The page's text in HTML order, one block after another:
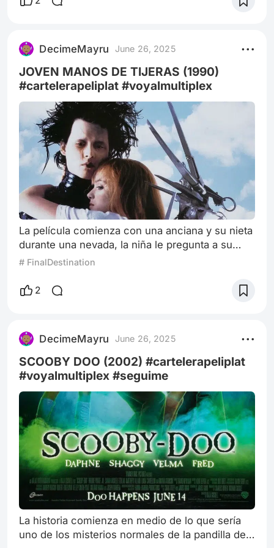
Andy, el niño se da cuenta de que el muñeco
está vivo y trata de advertir a la gente antes
DecimeMayru June 26, 2025
JOVEN MANOS DE TIJERAS (1990)
#cartelerapeliplat #voyalmultiplex
La película comienza con una anciana y su nieta
durante una nevada, la niña le pregunta a su
abuela por qué nieva y ella decide contarle una
vendedora de cosméticos llamada Peg, entra a
se encuentra con Edward, un joven que fue
creado a partir de un robot y no fue
# FinalDestination
2
DecimeMayru June 26, 2025
SCOOBY DOO (2002) #cartelerapeliplat
#voyalmultiplex #seguime
La historia comienza en medio de lo que sería
uno de los misterios normales de la pandilla de